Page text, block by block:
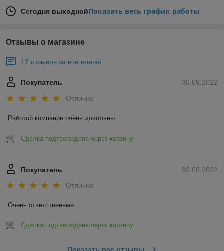
Сегодня выходнойПоказать весь график работы
Отзывы о магазине
12 отзывов за всё время
30.09.2022
Покупатель
Отлично
Работой компании очень довольны.
Сделка подтверждена через корзину
30.09.2022
Покупатель
Отлично
Очень ответственные
Сделка подтверждена через корзину